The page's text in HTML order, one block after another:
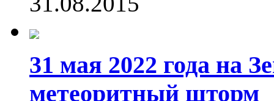
31 мая 2022 года на
метеоритный шторм